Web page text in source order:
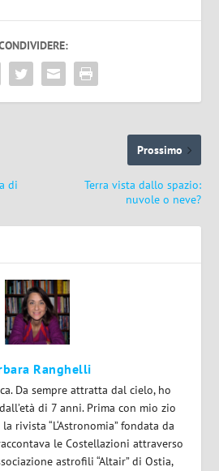
di
Prossimo
Terra vista dallo spazio:
nuvole o neve?
Ranghelli
Da sempre attratta dal cielo, ho
di 7 anni. Prima con mio zio
rivista “L‘Astronomia” fondata da
le Costellazioni attraverso
astrofili “Altair” di Ostia,